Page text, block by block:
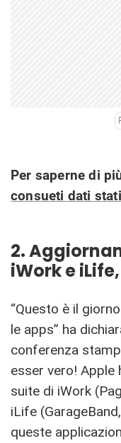
Per saperne di
consueti dati
2.
iWork e
“Questo è il
le apps” ha
conferenza
esser vero! Apple
suite di iWork
iLife
queste